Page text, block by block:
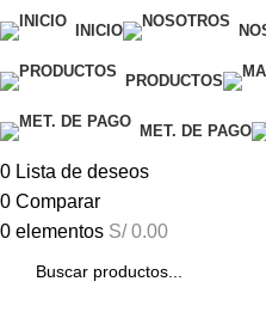
INICIO
PRODUCTOS
MET. DE PAGO
0 Lista de deseos
0 Comparar
0 elementos S/0.00